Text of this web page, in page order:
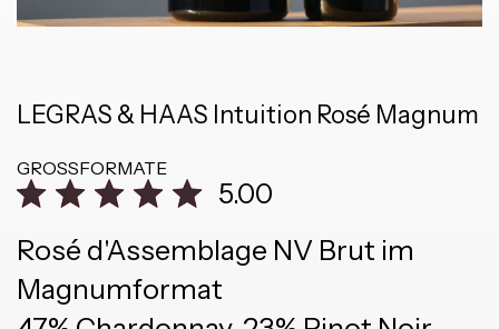
LEGRAS & HAAS Intuition Rosé Magnum
GROSSFORMATE
5.00
Rosé d'Assemblage NV Brut im
Magnumformat